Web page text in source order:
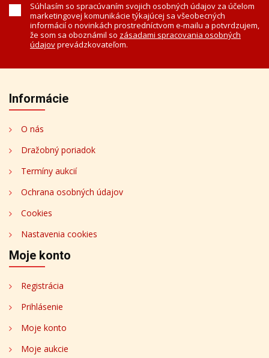
Súhlasím so spracúvaním svojich osobných údajov za účelom
marketingovej komunikácie týkajúcej sa všeobecných
informácií o novinkách prostredníctvom e-mailu a potvrdzujem,
že som sa oboznámil so zásadami spracovania osobných
údajovprevádzkovateľom.
Informácie
O nás
Dražobný poriadok
Termíny aukcií
Ochrana osobných údajov
Cookies
Nastavenia cookies
Moje konto
Registrácia
Prihlásenie
Moje konto
Moje aukcie